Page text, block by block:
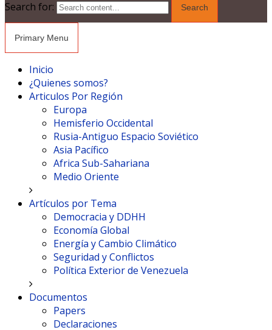
Search for:
Primary Menu
Inicio
¿Quienes somos?
Articulos Por Región
Europa
Hemisferio Occidental
Rusia-Antiguo Espacio Soviético
Asia Pacífico
Africa Sub-Sahariana
Medio Oriente
Artículos por Tema
Democracia y DDHH
Economía Global
Energía y Cambio Climático
Seguridad y Conflictos
Política Exterior de Venezuela
Documentos
Papers
Declaraciones